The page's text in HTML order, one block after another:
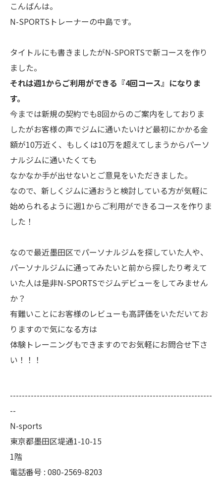
こんばんは。
N-SPORTSトレーナーの中島です。
タイトルにも書きましたがN-SPORTSで新コースを作り
ました。
それは週1からご利用ができる『4回コース』になりま
す。
今までは新規の契約でも8回からのご案内をしておりま
したがお客様の声でジムに通いたいけど最初にかかる金
額が10万近く、もしくは10万を超えてしまうからパーソ
ナルジムに通いたくても
なかなか手が出せないとご意見をいただきました。
なので、新しくジムに通おうと検討している方が気軽に
始められるように週1からご利用ができるコースを作りま
した！
なので最近墨田区でパーソナルジムを探していた人や、
パーソナルジムに通ってみたいと前から探したり考えて
いた人は是非N-SPORTSでジムデビューをしてみません
か？
有難いことにお客様のレビューも高評価をいただいてお
りますので気になる方は
体験トレーニングもできますのでお気軽にお問合せ下さ
い！！！
--------------------------------------------------------------------
--
N-sports
東京都墨田区堤通1-10-15
1階
電話番号 : 080-2569-8203